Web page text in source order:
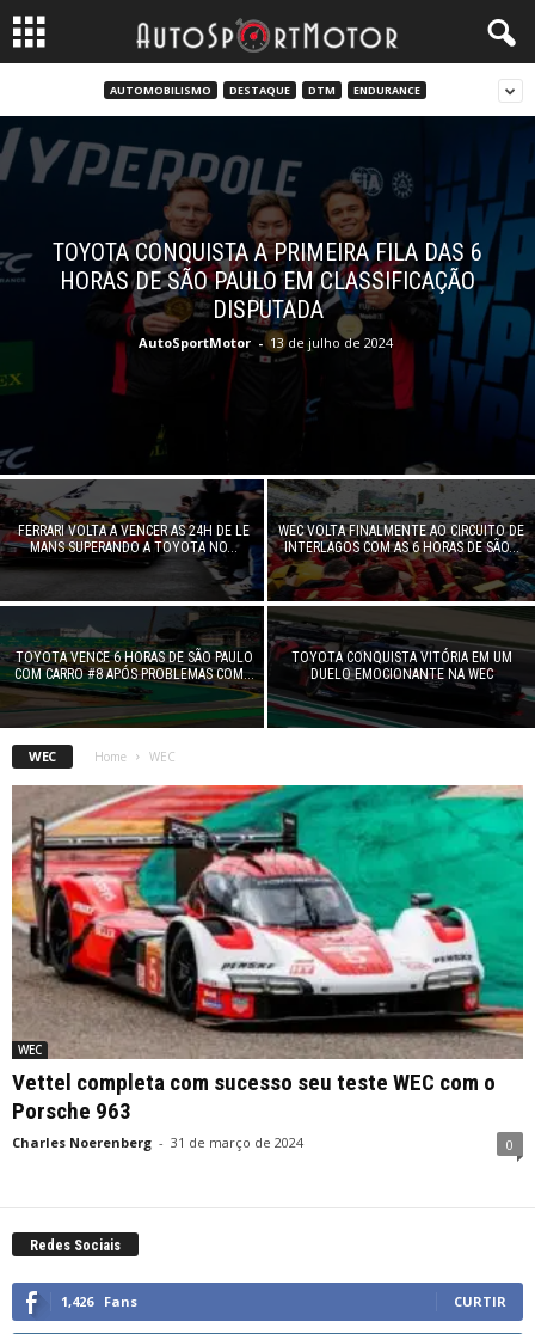
AUTOMOBILISMO DESTAQUE DTM ENDURANCE
TOYOTA CONQUISTA A PRIMEIRA FILA DAS 6
HORAS DE SÃO PAULO EM CLASSIFICAÇÃO
DISPUTADA
AutoSportMotor - 13 de julho de 2024
FERRARI VOLTA A VENCER AS 24H DE LE
MANS SUPERANDO A TOYOTA NO...
WEC VOLTA FINALMENTE AO CIRCUITO DE
INTERLAGOS COM AS 6 HORAS DE SÃO...
TOYOTA VENCE 6 HORAS DE SÃO PAULO
COM CARRO #8 APÓS PROBLEMAS COM...
TOYOTA CONQUISTA VITÓRIA EM UM
DUELO EMOCIONANTE NA WEC
WEC Home WEC
WEC
Vettel completa com sucesso seu teste WEC com o
Porsche 963
Charles Noerenberg - 31 de março de 2024 0
Redes Sociais
1,426 Fans CURTIR